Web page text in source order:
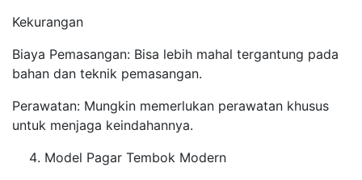
Kekurangan
Biaya Pemasangan: Bisa lebih mahal tergantung pada
bahan dan teknik pemasangan.
Perawatan: Mungkin memerlukan perawatan khusus
untuk menjaga keindahannya.
Model Pagar Tembok Modern